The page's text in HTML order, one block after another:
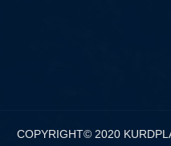
COPYRIGHT© 2020